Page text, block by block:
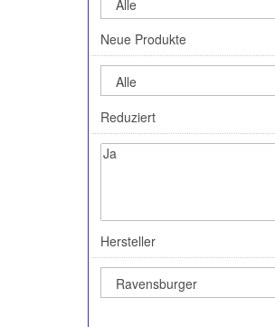
Neue Produkte
Reduziert
Hersteller